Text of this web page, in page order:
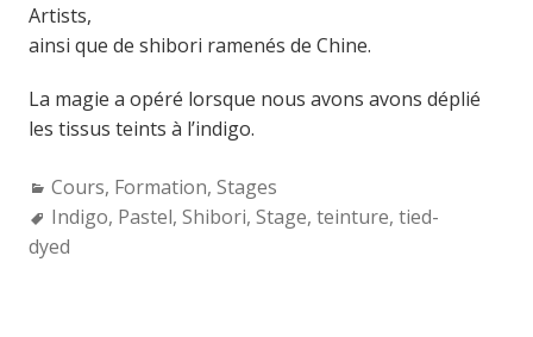
Artists,
ainsi que de shibori ramenés de Chine.
La magie a opéré lorsque nous avons avons déplié
les tissus teints à l’indigo.
Categories:
Cours, Formation, Stages
Tags:
Indigo, Pastel, Shibori, Stage, teinture, tied-
dyed